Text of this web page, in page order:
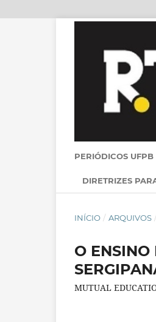
PERIÓDICOS UFPB
DIRETRIZES
INÍCIO / ARQUIVOS /
O
MUTUAL